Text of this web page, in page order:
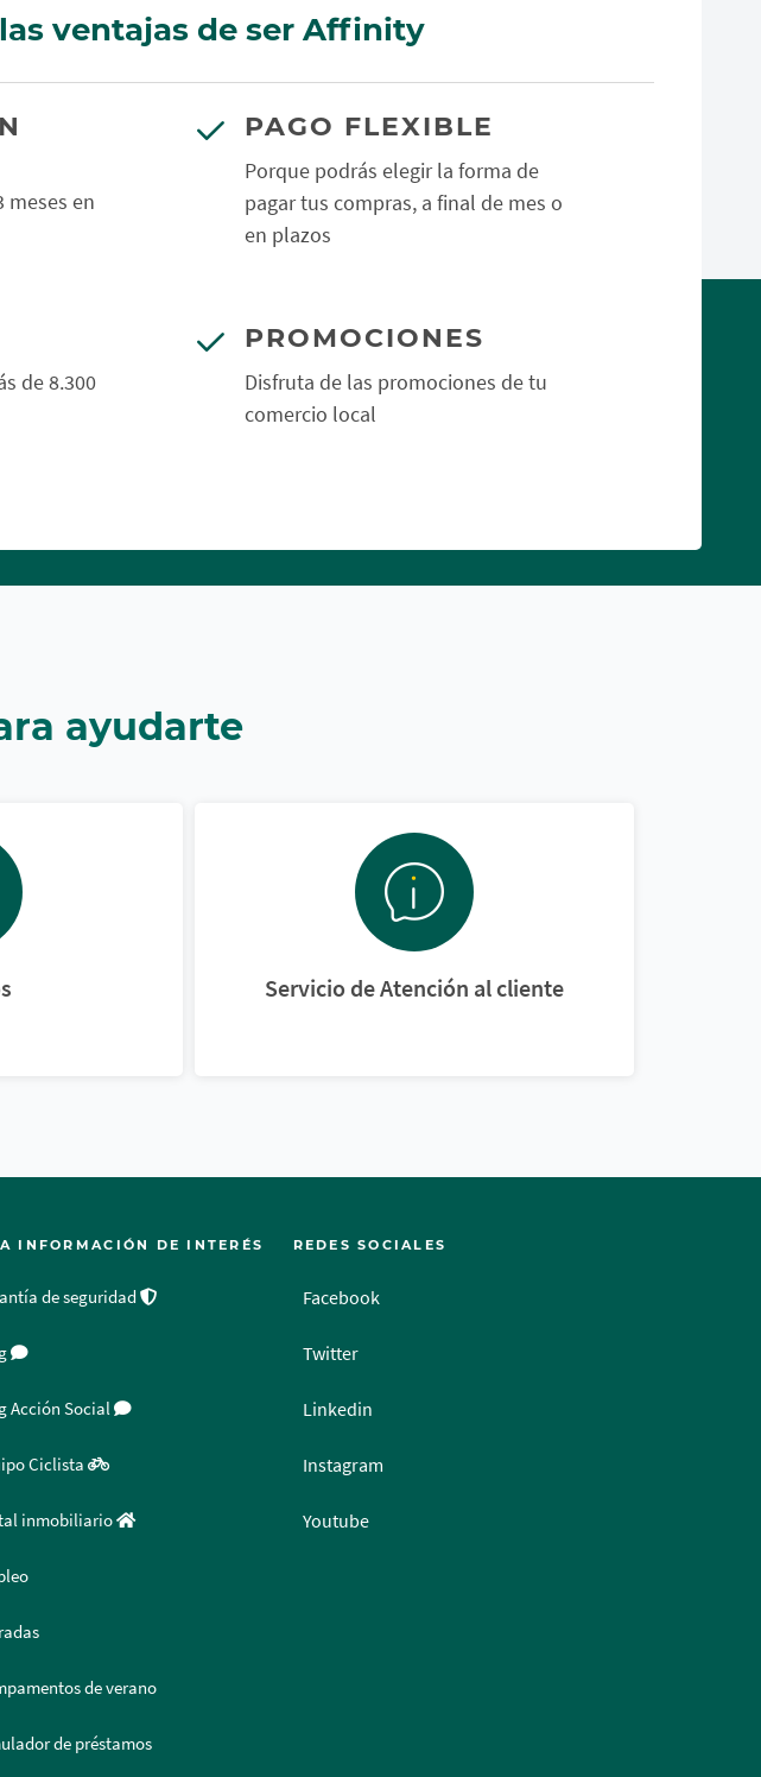
ventajas de ser Affinity
meses en
PAGO FLEXIBLE
Porque podrás elegir la forma de
pagar tus compras, a final de mes o
en plazos
de 8.300
PROMOCIONES
Disfruta de las promociones de tu
comercio local
ayudarte
Servicio de Atención al cliente
INFORMACIÓN DE INTERÉS
de seguridad
Acción Social
Ciclista
inmobiliario
de verano
de préstamos
REDES SOCIALES
Facebook
Twitter
Linkedin
Instagram
Youtube